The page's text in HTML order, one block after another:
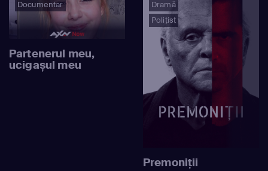
Documentar
Partenerul meu,
ucigașul meu
Dramă
Polițist
Premoniţii